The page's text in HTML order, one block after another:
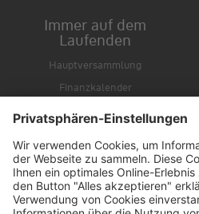
Immer auf dem
Laufenden
Hauptversammlung
Finanzkalender